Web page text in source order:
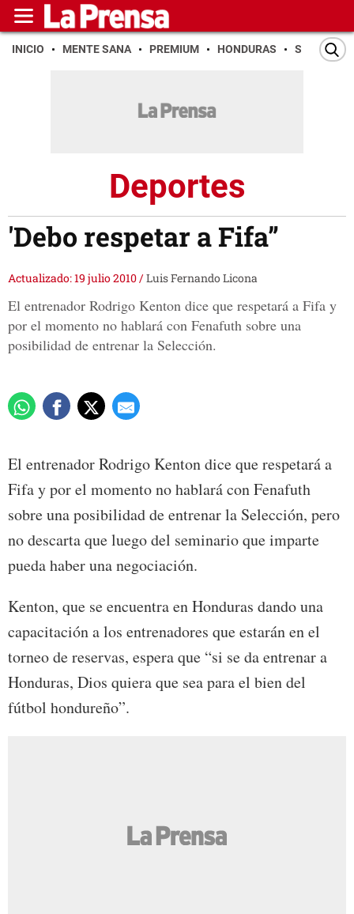
INICIO MENTE SANA PREMIUM HONDURAS SAN PEDRO
Deportes
'Debo respetar a Fifa”
Actualizado: 19 julio 2010/Luis Fernando Licona
El entrenador Rodrigo Kenton dice que respetará a Fifa y
por el momento no hablará con Fenafuth sobre una
posibilidad de entrenar la Selección.
El entrenador Rodrigo Kenton dice que respetará a
Fifa y por el momento no hablará con Fenafuth
sobre una posibilidad de entrenar la Selección, pero
no descarta que luego del seminario que imparte
pueda haber una negociación.
Kenton, que se encuentra en Honduras dando una
capacitación a los entrenadores que estarán en el
torneo de reservas, espera que “si se da entrenar a
Honduras, Dios quiera que sea para el bien del
fútbol hondureño”.